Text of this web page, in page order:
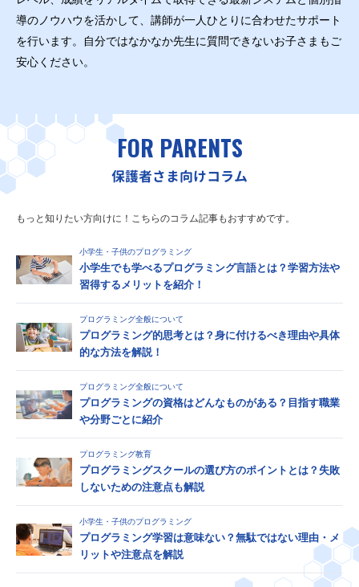
導のノウハウを活かして、講師が一人ひとりに合わせたサポート
を行います。自分ではなかなか先生に質問できないお子さまもご
安心ください。
FOR PARENTS
保護者さま向けコラム
もっと知りたい方向けに！こちらのコラム記事もおすすめです。
小学生・子供のプログラミング
小学生でも学べるプログラミング言語とは？学習方法や
習得するメリットを紹介！
プログラミング全般について
プログラミング的思考とは？身に付けるべき理由や具体
的な方法を解説！
プログラミング全般について
プログラミングの資格はどんなものがある？目指す職業
や分野ごとに紹介
プログラミング教育
プログラミングスクールの選び方のポイントとは？失敗
しないための注意点も解説
小学生・子供のプログラミング
プログラミング学習は意味ない？無駄ではない理由・メ
リットや注意点を解説